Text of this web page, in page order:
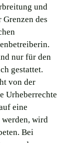
und
des
nur für den
gestattet.
von der
Urheberrechte
eine
wird
Bei